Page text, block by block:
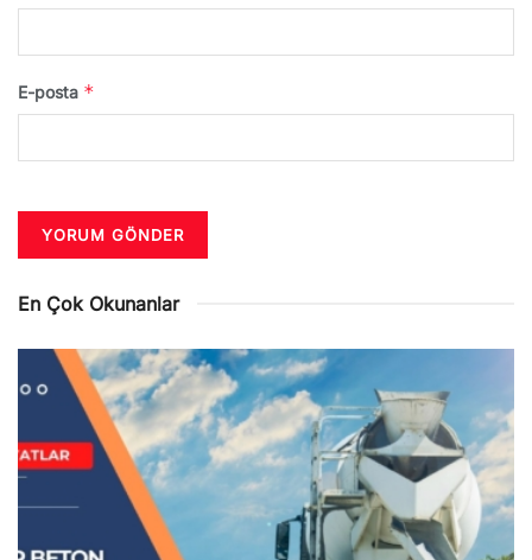
E-posta *
En Çok Okunanlar